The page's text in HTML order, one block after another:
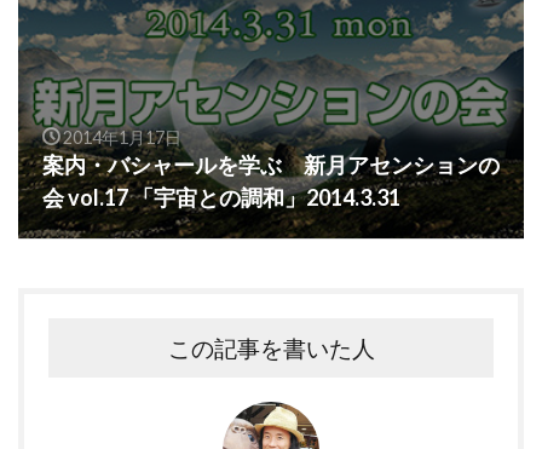
2014年1月17日
案内・バシャールを学ぶ 新月アセンションの
会 vol.17 「宇宙との調和」2014.3.31
この記事を書いた人